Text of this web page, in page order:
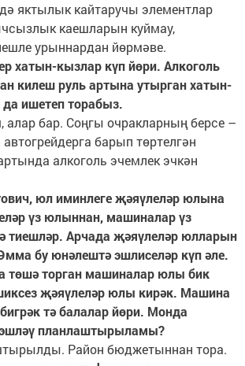
яктылык кайтаручы элементлар
каешларын куймау,
урыннардан йөрмәве.
хатын-кызлар күп йөри. Алкоголь
килеш руль артына утырган хатын-
ишетеп торабыз.
алар бар. Соңгы очракларның берсе –
барып төртелгән
алкоголь эчемлек эчкән
юл иминлеге җәяүлеләр юлына
үз юлыннан, машиналар үз
тиешләр. Арчада җәяүлеләр юлларын
бу юнәлештә эшлиселәр күп әле.
төшә торган машиналар юлы бик
җәяүлеләр юлы кирәк. Машина
тә балалар йөри. Монда
планлаштырыламы?
Район бюджетыннан тора.